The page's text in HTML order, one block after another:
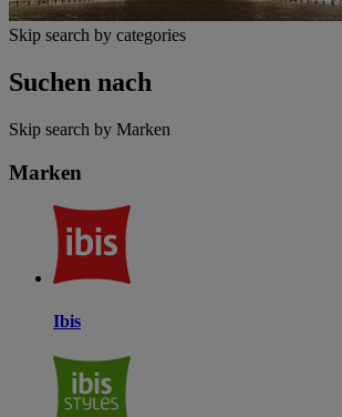
Skip search by categories
Suchen nach
Skip search by Marken
Marken
Ibis